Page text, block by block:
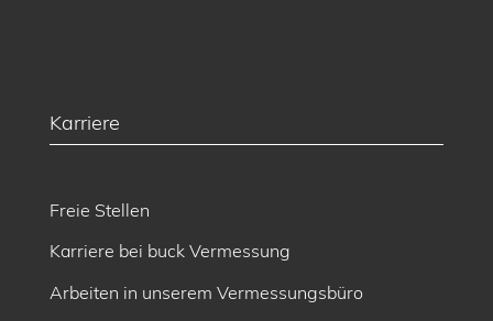
Karriere
Freie Stellen
Karriere bei buck Vermessung
Arbeiten in unserem Vermessungsbüro